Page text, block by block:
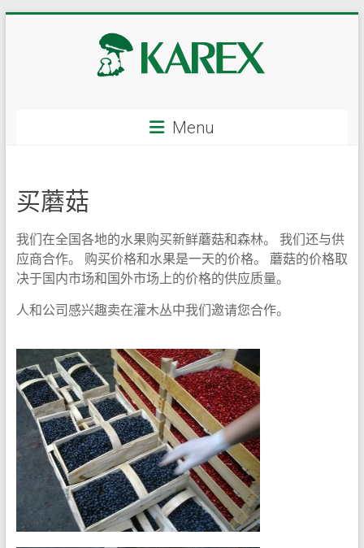
菇
和
浆
果，
鲜
和
冷
冻
的
批
Menu
买蘑菇
我们在全国各地的水果购买新鲜蘑菇和森林。 我们还与供
应商合作。 购买价格和水果是一天的价格。 蘑菇的价格取
决于国内市场和国外市场上的价格的供应质量。
人和公司感兴趣卖在灌木丛中我们邀请您合作。